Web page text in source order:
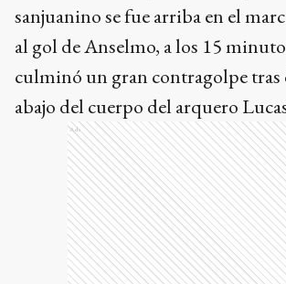
sanjuanino se fue arriba en el
al gol de Anselmo, a los 15
culminó un gran contragolpe
abajo del cuerpo del arquero
Ads